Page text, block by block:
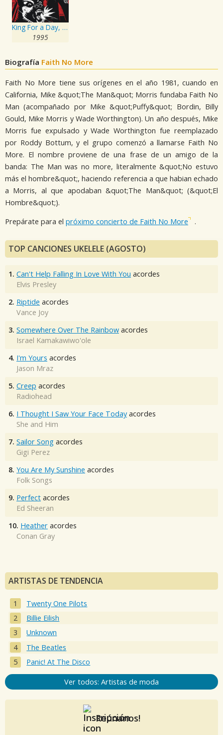
King For a Day, Fool For a Lifetime
1995
Biografía Faith No More
Faith No More tiene sus orígenes en el año 1981, cuando en
California, Mike &quot;The Man&quot; Morris fundaba Faith No
Man (acompañado por Mike &quot;Puffy&quot; Bordin, Billy
Gould, Mike Morris y Wade Worthington). Un año después, Mike
Morris fue expulsado y Wade Worthington fue reemplazado
por Roddy Bottum, y el grupo comenzó a llamarse Faith No
More. El nombre proviene de una frase de un amigo de la
banda: The Man was no more, literalmente &quot;No estuvo
más el hombre&quot;, haciendo referencia a que habian echado
a Morris, al que apodaban &quot;The Man&quot; (&quot;El
Hombre&quot;).
Prepárate para el próximo concierto de Faith No More .
TOP CANCIONES UKELELE (AGOSTO)
1. Can't Help Falling In Love With You acordes
Elvis Presley
2. Riptide acordes
Vance Joy
3. Somewhere Over The Rainbow acordes
Israel Kamakawiwo'ole
4. I'm Yours acordes
Jason Mraz
5. Creep acordes
Radiohead
6. I Thought I Saw Your Face Today acordes
She and Him
7. Sailor Song acordes
Gigi Perez
8. You Are My Sunshine acordes
Folk Songs
9. Perfect acordes
Ed Sheeran
10. Heather acordes
Conan Gray
ARTISTAS DE TENDENCIA
Twenty One Pilots
Billie Eilish
Unknown
The Beatles
Panic! At The Disco
Ver todos: Artistas de moda
Reúnanos!